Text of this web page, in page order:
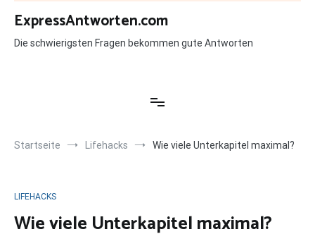
Zum
Inhalt
springen
ExpressAntworten.com
Die schwierigsten Fragen bekommen gute Antworten
Startseite Lifehacks Wie viele Unterkapitel maximal?
LIFEHACKS
Wie viele Unterkapitel maximal?